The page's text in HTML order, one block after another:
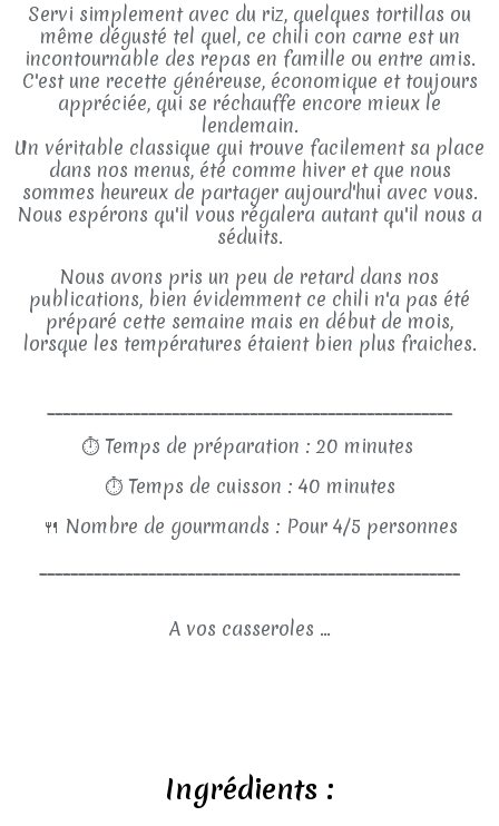
Servi simplement avec du riz, quelques tortillas ou
même dégusté tel quel, ce chili con carne est un
incontournable des repas en famille ou entre amis.
C'est une recette généreuse, économique et toujours
appréciée, qui se réchauffe encore mieux le
lendemain.
Un véritable classique qui trouve facilement sa place
dans nos menus, été comme hiver et que nous
sommes heureux de partager aujourd'hui avec vous.
Nous espérons qu'il vous régalera autant qu'il nous a
séduits.
Nous avons pris un peu de retard dans nos
publications, bien évidemment ce chili n'a pas été
préparé cette semaine mais en début de mois,
lorsque les températures étaient bien plus fraiches.
⏱ Temps de préparation : 20 minutes
⏱ Temps de cuisson : 40 minutes
🍴 Nombre de gourmands : Pour 4/5 personnes
A vos casseroles ...
Ingrédients :